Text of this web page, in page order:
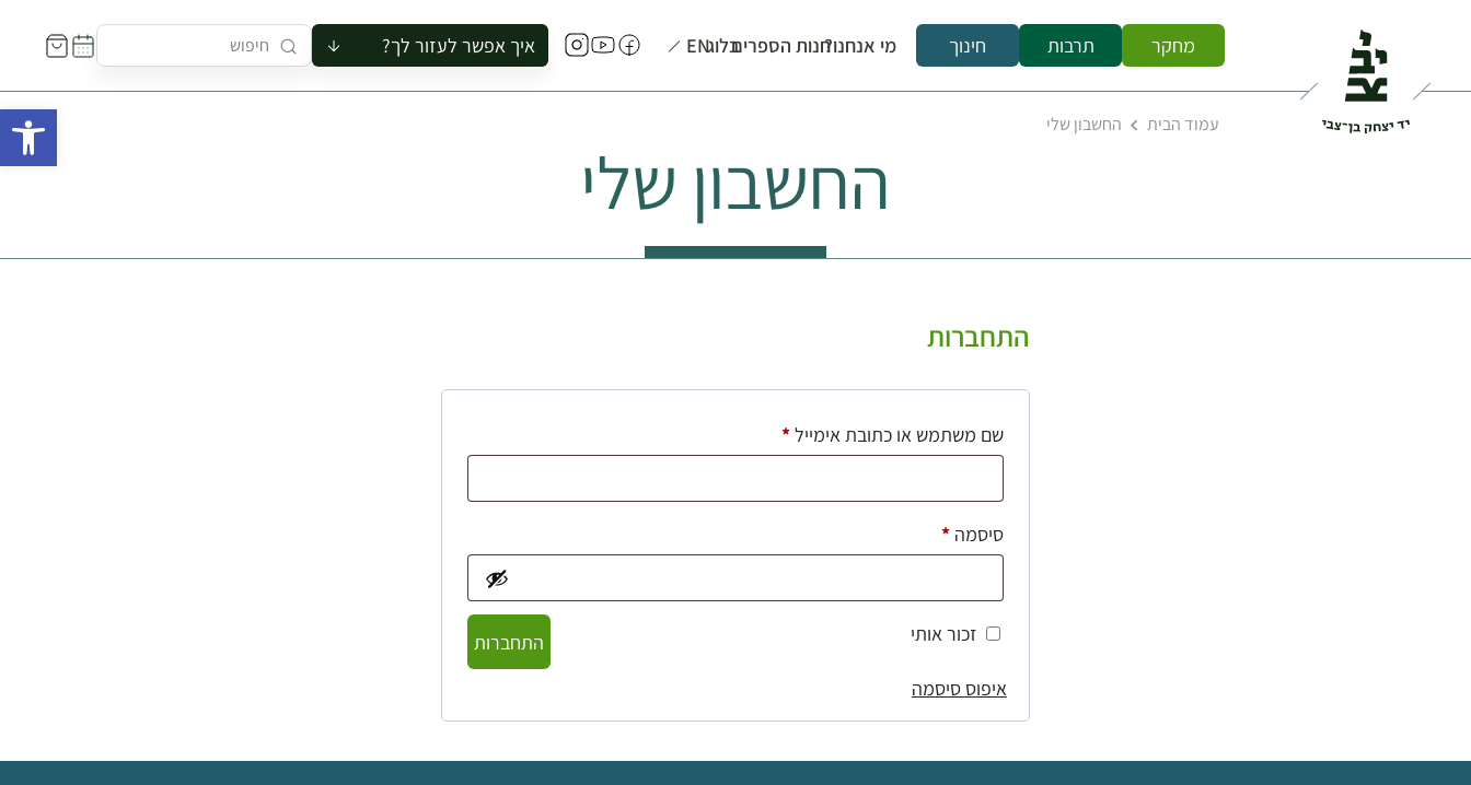
מחקר תרבות חינוך מי אנחנו?חנות הספריםבלוגEN איך אפשר לעזור לך?
להזמין סיור לקבוצה
לתאם ביקור בצריף
עמוד הבית החשבון שלי
החשבון שלי
התחברות
שם משתמש או כתובת אימייל*חובה
סיסמה*חובה
זכור אותי
התחברות
איפוס סיסמה